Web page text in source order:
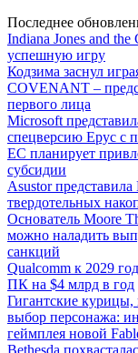
Последнее
Indiana Jones and
успешную игру
Кодзима заснул
COVENANT –
первого лица
Microsoft
спецверсию Epyc с
ЕС планирует
субсидии
Asustor
твердотельных
Основатель Moore
можно наладить
санкций
Qualcomm к 2029
ПК на $4 млрд в год
Гигантские курицы,
выбор персонажа:
геймплея новой
Bethesda